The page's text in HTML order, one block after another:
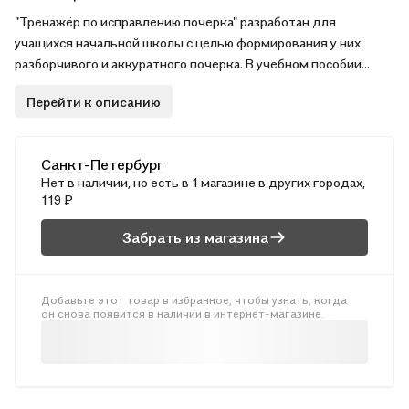
"Тренажёр по исправлению почерка" разработан для
учащихся начальной школы с целью формирования у них
разборчивого и аккуратного почерка. В учебном пособии
соединений строчных и заглавных букв. Несложные задания,
предложений. Адресовано учащимся начальной школы. В
Тетради № 3 представлены упражнения для: выработки
строчных и прописных букв, отработки соединений пар букв.
Перейти к описанию
Санкт-Петербург
Нет в наличии, но есть в 1 магазине в других городах,
119 ₽
Забрать из магазина
Добавьте этот товар в избранное, чтобы узнать, когда
он снова появится в наличии в интернет-магазине.